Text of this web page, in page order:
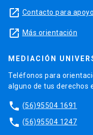
launch Contacto para apoyo
launch Más orientación
MEDIACIÓN
Teléfonos para
alguno de tus derechos
phone (56)95504 1691
phone (56)95504 1247